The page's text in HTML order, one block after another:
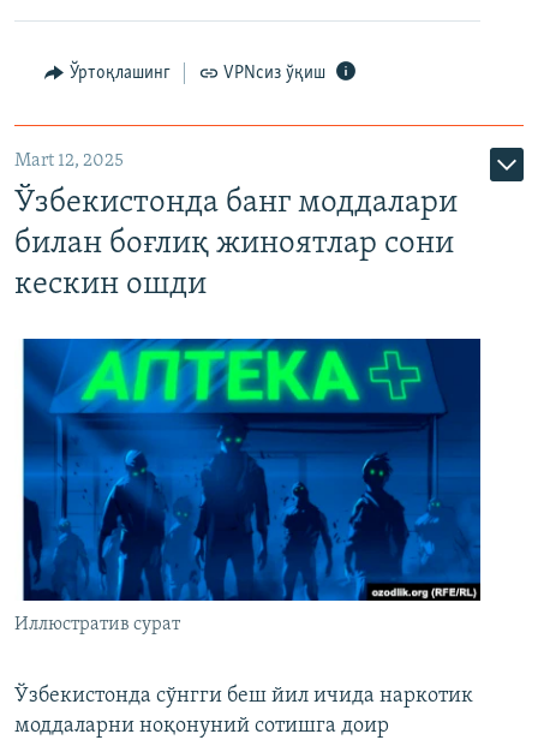
Ўртоқлашинг VPNсиз ўқиш
Mart 12, 2025
Ўзбекистонда банг моддалари
билан боғлиқ жиноятлар сони
кескин ошди
Иллюстратив сурат
Ўзбекистонда сўнгги беш йил ичида наркотик
моддаларни ноқонуний сотишга доир